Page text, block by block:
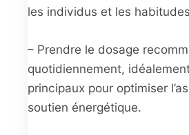
les individus et les
– Prendre le dosage
quotidiennement,
principaux pour optimiser
soutien énergétique.